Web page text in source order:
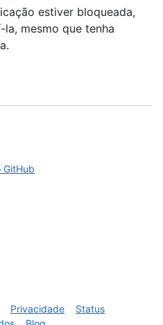
estiver bloqueada,
mesmo que tenha
Privacidade
Status